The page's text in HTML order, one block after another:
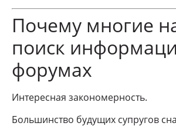
Почему многие
поиск
форумах
Интересная закономерность.
Большинство будущих супругов